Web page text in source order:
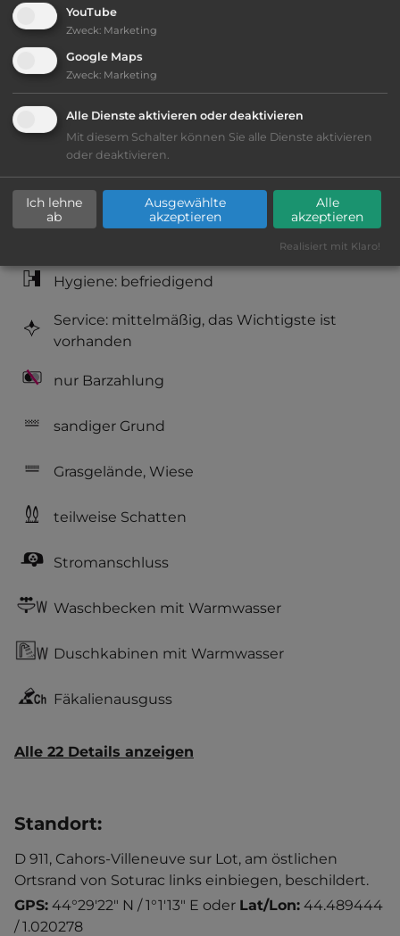
Ausstattung
bis 25,- Euro
Klassifizierung: ausreichend
Lage: schön
Platzeinrichtung: ausreichend
Hygiene: befriedigend
Service: mittelmäßig, das Wichtigste ist
vorhanden
nur Barzahlung
sandiger Grund
Grasgelände, Wiese
teilweise Schatten
Stromanschluss
Waschbecken mit Warmwasser
Duschkabinen mit Warmwasser
Fäkalienausguss
Alle 22 Details anzeigen
Standort:
D 911, Cahors-Villeneuve sur Lot, am östlichen
Ortsrand von Soturac links einbiegen, beschildert.
GPS: 44°29'22" N / 1°1'13" E oder Lat/Lon: 44.489444
/ 1.020278
YouTube
Zweck: Marketing
Google Maps
Zweck: Marketing
Alle Dienste aktivieren oder deaktivieren
Mit diesem Schalter können Sie alle Dienste aktivieren
oder deaktivieren.
Ich lehne
ab
Ausgewählte
akzeptieren
Alle
akzeptieren
Realisiert mit Klaro!